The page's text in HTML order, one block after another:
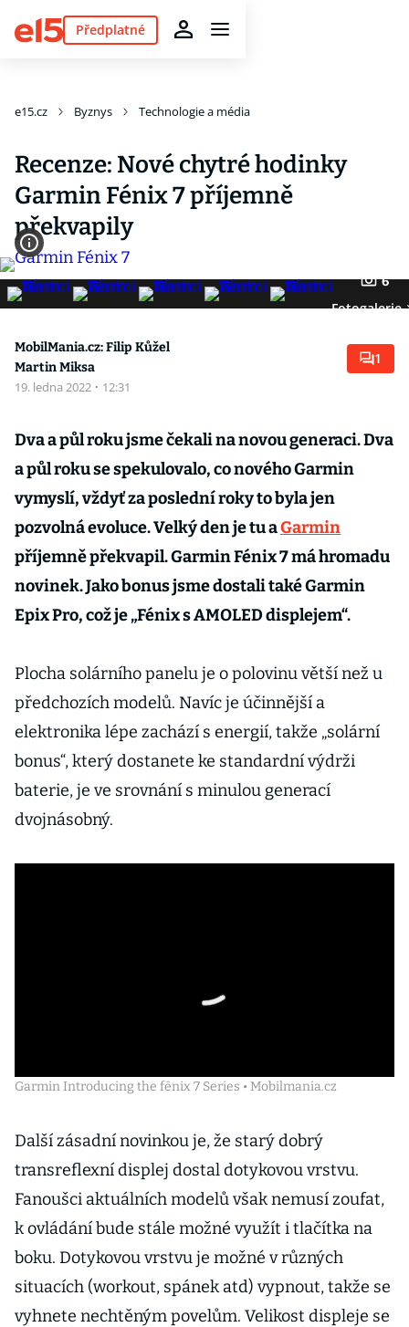
Předplatné
e15.cz Byznys Technologie a média
Recenze: Nové chytré hodinky
Garmin Fénix 7 příjemně
překvapily
6
Fotogalerie
MobilMania.cz: Filip Kůžel
Martin Miksa
19. ledna 2022 · 12:31
1
Dva a půl roku jsme čekali na novou generaci. Dva
a půl roku se spekulovalo, co nového Garmin
vymyslí, vždyť za poslední roky to byla jen
pozvolná evoluce. Velký den je tu aGarmin
příjemně překvapil. Garmin Fénix 7 má hromadu
novinek. Jako bonus jsme dostali také Garmin
Epix Pro, což je „Fénix s AMOLED displejem“.
Plocha solárního panelu je o polovinu větší než u
předchozích modelů. Navíc je účinnější a
elektronika lépe zachází s energií, takže „solární
bonus“, který dostanete ke standardní výdrži
baterie, je ve srovnání s minulou generací
dvojnásobný.
Garmin Introducing the fēnix 7 Series • Mobilmania.cz
Další zásadní novinkou je, že starý dobrý
transreflexní displej dostal dotykovou vrstvu.
Fanoušci aktuálních modelů však nemusí zoufat,
k ovládání bude stále možné využít i tlačítka na
boku. Dotykovou vrstvu je možné v různých
situacích (workout, spánek atd) vypnout, takže se
vyhnete nechtěným povelům. Velikost displeje se